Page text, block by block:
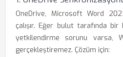
OneDrive, Microsoft Word
çalışır. Eğer bulut tarafında
yetkilendirme sorunu varsa,
gerçekleştiremez. Çözüm için: